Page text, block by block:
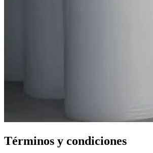
Términos y condiciones